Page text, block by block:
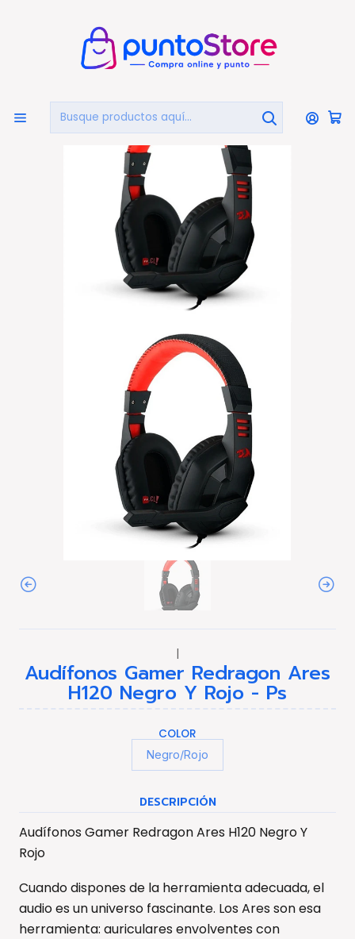
Inicio
Audífonos Gamer Redragon Ares H120 Negro Y Rojo - Ps
|
Audífonos Gamer Redragon Ares
H120 Negro Y Rojo - Ps
COLOR
Negro/Rojo
DESCRIPCIÓN
Audífonos Gamer Redragon Ares H120 Negro Y
Rojo
Cuando dispones de la herramienta adecuada, el
audio es un universo fascinante. Los Ares son esa
herramienta: auriculares envolventes con